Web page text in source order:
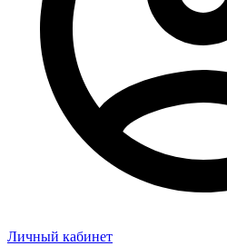
Личный кабинет